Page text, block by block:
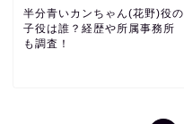
半分青いカンちゃん(花野)役の
子役は誰？経歴や所属事務所
も調査！